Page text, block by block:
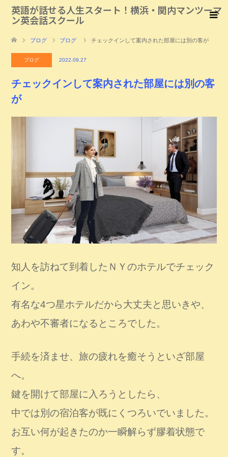
英語が話せる人生スタート！横浜・関内マンツーマ
ン英会話スクール
ブログ ブログ チェックインして案内された部屋には別の客が
ブログ 2022.09.27
チェックインして案内された部屋には別の客
が
知人を訪ねて到着したＮＹのホテルでチェック
イン。
有名な4つ星ホテルだから大丈夫と思いきや、
あわや不審者になるところでした。
手続を済ませ、旅の疲れを癒そうといざ部屋
へ。
鍵を開けて部屋に入ろうとしたら、
中では別の宿泊客が既にくつろいでいました。
お互い何が起きたのか一瞬解らず膠着状態で
す。